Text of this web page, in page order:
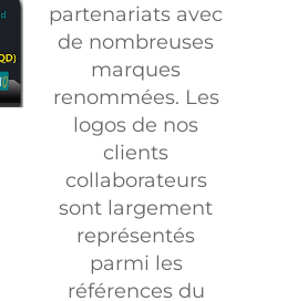
partenariats avec
de nombreuses
marques
renommées. Les
logos de nos
clients
collaborateurs
sont largement
représentés
parmi les
références du